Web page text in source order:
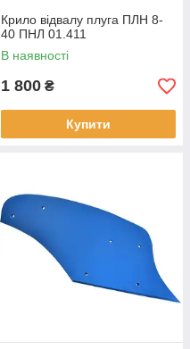
Крило відвалу плуга ПЛН 8-
40 ПНЛ 01.411
В наявності
1 800 ₴
Купити